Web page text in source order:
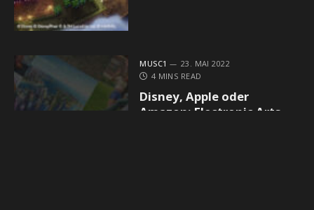
MUSC1
23. MAI 2022
4 MINS READ
Disney, Apple oder
Amazon: Electronic Arts